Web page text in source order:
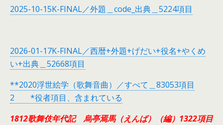
2025-10-15K-FINAL／外題＿code_出典＿5224項目
2026-01-17K-FINAL／西暦+外題+げだい+役名+やくめ
い+出典＿52668項目
**2020浮世絵学（歌舞音曲）／すべて＿83053項目
2 *役者項目、含まれている
1812歌舞伎年代記 烏亭焉馬（えんば）（編）1322項目